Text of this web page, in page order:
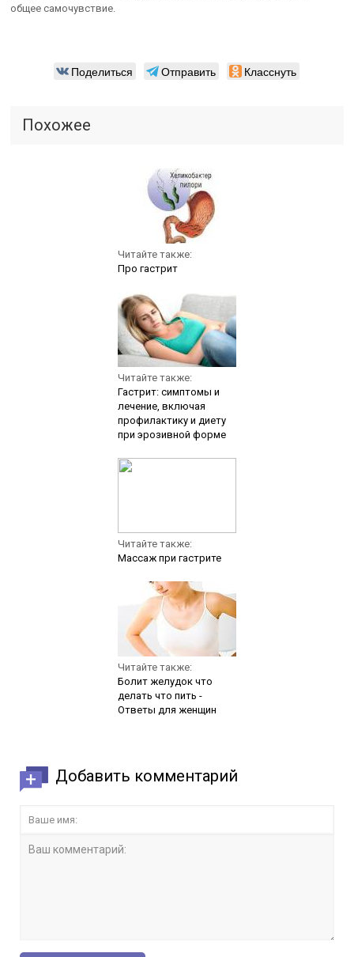
общее самочувствие.
Поделиться Отправить Класснуть
Похожее
Читайте также:
Про гастрит
Читайте также:
Гастрит: симптомы и
лечение, включая
профилактику и диету
при эрозивной форме
Читайте также:
Массаж при гастрите
Читайте также:
Болит желудок что
делать что пить -
Ответы для женщин
Добавить комментарий